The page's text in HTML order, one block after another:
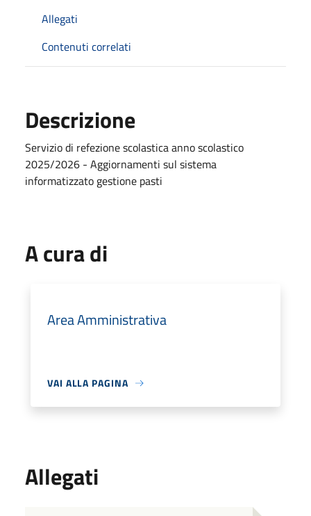
Allegati
Contenuti correlati
Descrizione
Servizio di refezione scolastica anno scolastico
2025/2026 - Aggiornamenti sul sistema
informatizzato gestione pasti
A cura di
Area Amministrativa
VAI ALLA PAGINA
Allegati